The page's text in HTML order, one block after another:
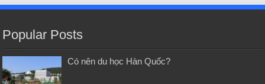
Popular Posts
Có nên du học Hàn Quốc?